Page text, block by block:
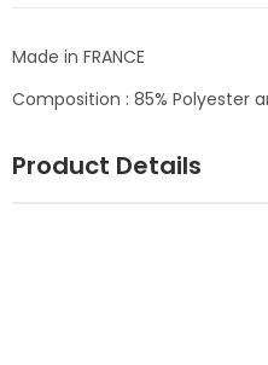
Made in FRANCE
Composition : 85% Polyester
Product Details